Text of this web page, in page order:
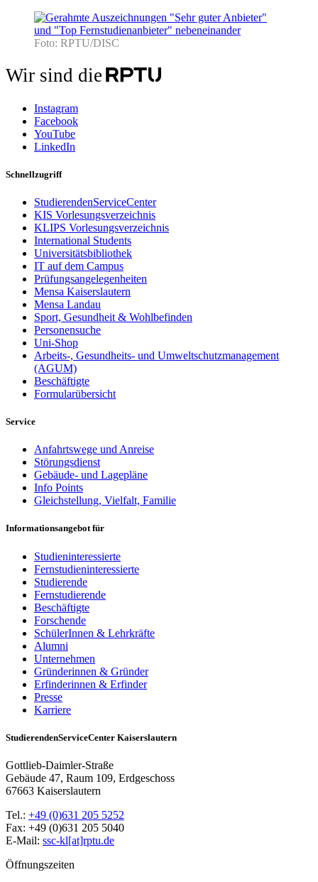
Foto: RPTU/DISC
Wir sind die
Instagram
Facebook
YouTube
LinkedIn
Schnellzugriff
StudierendenServiceCenter
KIS Vorlesungsverzeichnis
KLIPS Vorlesungsverzeichnis
International Students
Universitätsbibliothek
IT auf dem Campus
Prüfungsangelegenheiten
Mensa Kaiserslautern
Mensa Landau
Sport, Gesundheit & Wohlbefinden
Personensuche
Uni-Shop
Arbeits-, Gesundheits- und Umweltschutzmanagement
(AGUM)
Beschäftigte
Formularübersicht
Service
Anfahrtswege und Anreise
Störungsdienst
Gebäude- und Lagepläne
Info Points
Gleichstellung, Vielfalt, Familie
Informationsangebot für
Studieninteressierte
Fernstudieninteressierte
Studierende
Fernstudierende
Beschäftigte
Forschende
SchülerInnen & Lehrkräfte
Alumni
Unternehmen
Gründerinnen & Gründer
Erfinderinnen & Erfinder
Presse
Karriere
StudierendenServiceCenter Kaiserslautern
Gottlieb-Daimler-Straße
Gebäude 47, Raum 109, Erdgeschoss
67663 Kaiserslautern
Tel.: +49 (0)631 205 5252
Fax: +49 (0)631 205 5040
E-Mail: ssc-kl[at]rptu.de
Öffnungszeiten